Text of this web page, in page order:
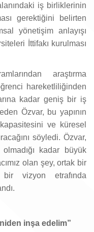
iş birliklerinin
gerektiğini belirten
yönetişim anlayışı
İttifakı kurulması
araştırma
hareketliliğinden
kadar geniş bir iş
Özvar, bu yapının
ve küresel
söyledi. Özvar,
kadar büyük
olan şey, ortak bir
vizyon etrafında
inşa edelim”